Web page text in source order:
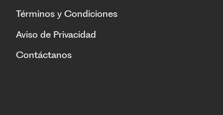
Términos y Condiciones
Aviso de Privacidad
Contáctanos